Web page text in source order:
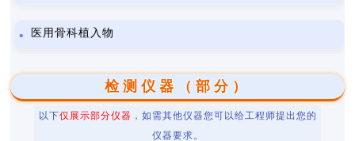
医用骨科植入物
检测仪器（部分）
以下仅展示部分仪器 ，如需其他仪器您可以给工程师提出您的
仪器要求。